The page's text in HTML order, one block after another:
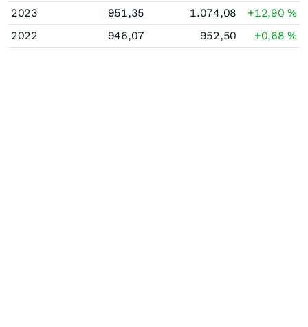
2023
951,35 1.074,08 +12,90%
2022
946,07 952,50 +0,68%